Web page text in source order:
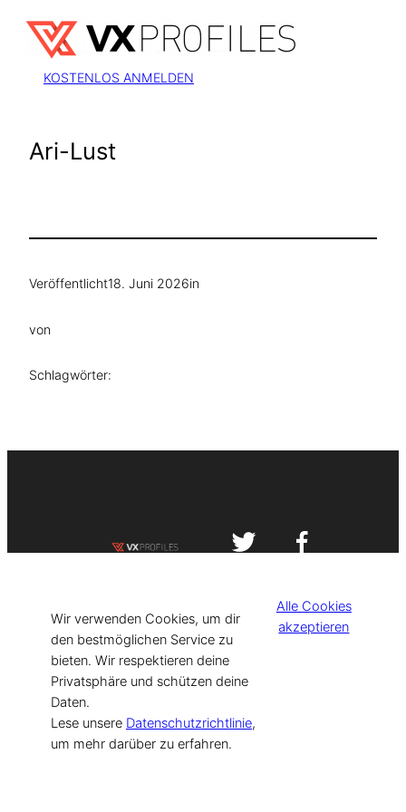
Inhalt
springen
KOSTENLOS ANMELDEN
Ari-Lust
Veröffentlicht18. Juni 2026in
von
Schlagwörter:
[current_year] VISIT-X. Made with
for Models & Influencers!
Wir verwenden Cookies, um dir
den bestmöglichen Service zu
bieten. Wir respektieren deine
Privatsphäre und schützen deine
Daten.
Lese unsere Datenschutzrichtlinie,
um mehr darüber zu erfahren.
Alle Cookies
akzeptieren